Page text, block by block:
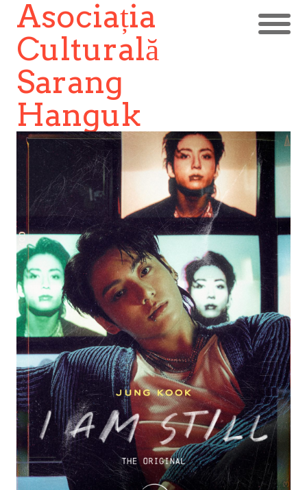
Asociația
Culturală
Sarang
Hanguk